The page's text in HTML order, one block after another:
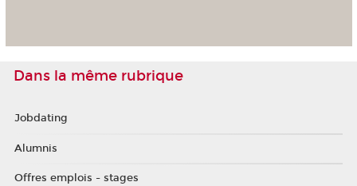
Dans la même rubrique
Jobdating
Alumnis
Offres emplois - stages